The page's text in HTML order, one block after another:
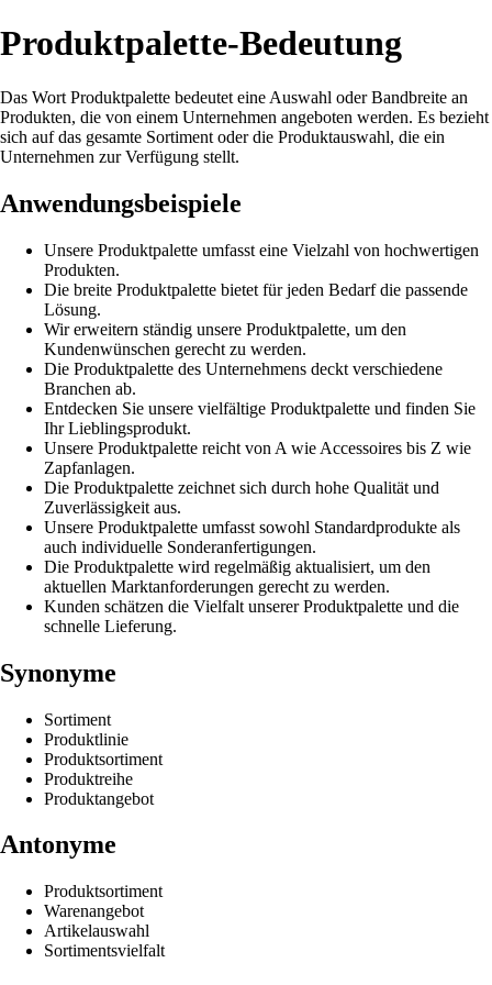
Produktpalette-Bedeutung
Das Wort Produktpalette bedeutet eine Auswahl oder Bandbreite an
Produkten, die von einem Unternehmen angeboten werden. Es bezieht
sich auf das gesamte Sortiment oder die Produktauswahl, die ein
Unternehmen zur Verfügung stellt.
Anwendungsbeispiele
Unsere Produktpalette umfasst eine Vielzahl von hochwertigen
Produkten.
Die breite Produktpalette bietet für jeden Bedarf die passende
Lösung.
Wir erweitern ständig unsere Produktpalette, um den
Kundenwünschen gerecht zu werden.
Die Produktpalette des Unternehmens deckt verschiedene
Branchen ab.
Entdecken Sie unsere vielfältige Produktpalette und finden Sie
Ihr Lieblingsprodukt.
Unsere Produktpalette reicht von A wie Accessoires bis Z wie
Zapfanlagen.
Die Produktpalette zeichnet sich durch hohe Qualität und
Zuverlässigkeit aus.
Unsere Produktpalette umfasst sowohl Standardprodukte als
auch individuelle Sonderanfertigungen.
Die Produktpalette wird regelmäßig aktualisiert, um den
aktuellen Marktanforderungen gerecht zu werden.
Kunden schätzen die Vielfalt unserer Produktpalette und die
schnelle Lieferung.
Synonyme
Sortiment
Produktlinie
Produktsortiment
Produktreihe
Produktangebot
Antonyme
Produktsortiment
Warenangebot
Artikelauswahl
Sortimentsvielfalt